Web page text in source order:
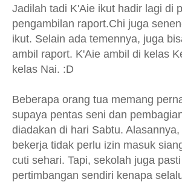
Jadilah tadi K'Aie ikut hadir lagi di
pengambilan raport.Chi juga
ikut. Selain ada temennya, juga
ambil raport. K'Aie ambil di kelas
kelas Nai. :D
Beberapa orang tua memang
supaya pentas seni dan
diadakan di hari Sabtu.
bekerja tidak perlu izin masuk
cuti sehari. Tapi, sekolah juga
pertimbangan sendiri kenapa